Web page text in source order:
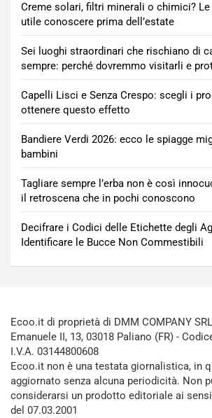
Creme solari, filtri minerali o chimici?
utile conoscere prima dell’estate
Sei luoghi straordinari che rischiano di
sempre: perché dovremmo visitarli e
Capelli Lisci e Senza Crespo: scegli i
ottenere questo effetto
Bandiere Verdi 2026: ecco le spiagge
bambini
Tagliare sempre l’erba non è così
il retroscena che in pochi conoscono
Decifrare i Codici delle Etichette degli
Identificare le Bucce Non Commestibili
Ecoo.it di proprietà di DMM COMPANY
Emanuele II, 13, 03018 Paliano (FR) -
I.V.A. 03144800608
Ecoo.it non è una testata giornalistica, in
aggiornato senza alcuna periodicità. Non
considerarsi un prodotto editoriale ai
del 07.03.2001